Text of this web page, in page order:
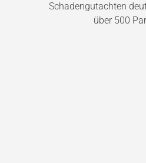
Schadengutachten
über 500